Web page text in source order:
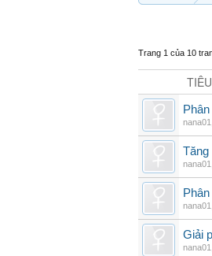
Trang 1 của 10
nana01
Tăng
nana01
nana01
Giải
nana01